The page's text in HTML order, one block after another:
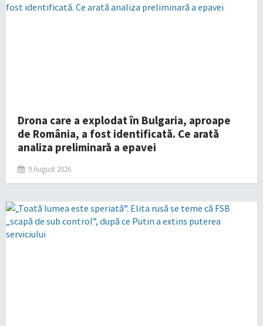
Drona care a explodat în Bulgaria, aproape
de România, a fost identificată. Ce arată
analiza preliminară a epavei
9 August 2026